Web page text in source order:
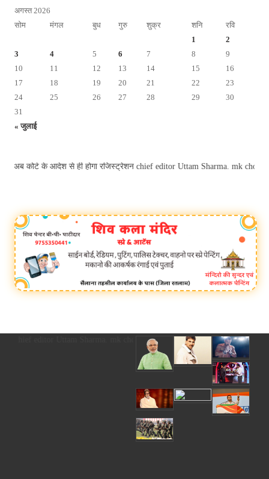
अगस्त 2026
सोम
मंगल बुध गुरु शुक्र शनि रवि
« जुलाई
1
2
3
4 5 6 7 8
9
10
11 12 13 14 15
16
17
18 19 20 21 22
23
24
25 26 27 28 29
30
31
के आदेश से ही होगा रजिस्ट्रेशन chief editor Uttam Sharma. mk
editor Uttam Sharma. mk choudhary Spasht.K@gmail.com .